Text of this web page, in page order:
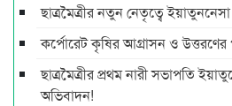
ছাত্রমৈত্রীর নতুন নেতৃত্বে
কর্পোরেট কৃষির আগ্রাসন ও
ছাত্রমৈত্রীর প্রথম নারী সভাপ‌তি
অ‌ভিবাদন!